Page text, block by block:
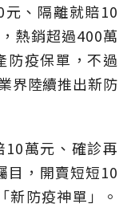
、隔離就賠10
熱銷超過400萬
防疫保單，不過
界陸續推出新防
萬元、確診再
目，開賣短短10
新防疫神單」。